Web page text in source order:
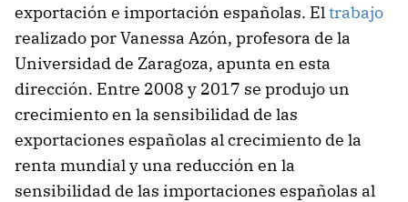
exportación e importación españolas. El trabajo
realizado por Vanessa Azón, profesora de la
Universidad de Zaragoza, apunta en esta
dirección. Entre 2008 y 2017 se produjo un
crecimiento en la sensibilidad de las
exportaciones españolas al crecimiento de la
renta mundial y una reducción en la
sensibilidad de las importaciones españolas al